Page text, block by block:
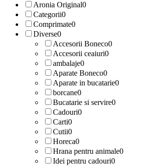
Aronia Original0
Categorii0
Comprimate0
Diverse0
Accesorii Boneco0
Accesorii ceaiuri0
ambalaje0
Aparate Boneco0
Aparate in bucatarie0
borcane0
Bucatarie si servire0
Cadouri0
Carti0
Cutii0
Horeca0
Hrana pentru animale0
Idei pentru cadouri0